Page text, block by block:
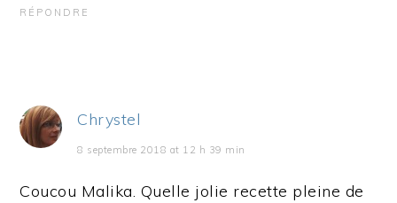
RÉPONDRE
Chrystel
8 septembre 2018 at 12 h 39 min
Coucou Malika. Quelle jolie recette pleine de